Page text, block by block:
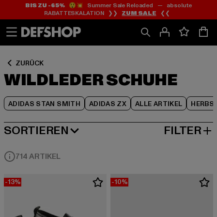
Zum
Inhalt
springen
Zum
Fußzeile
springen
BIS ZU -65%😲💥 Summer Sale Reloaded — absolute
RABATTESKALATION ❯❯ ZUM SALE ❮❮
ZURÜCK
WILDLEDER SCHUHE
ADIDAS STAN SMITH ADIDAS ZX ALLE ARTIKEL
Zum
Produktraster
springen
SORTIEREN
BELIEBTESTE FILTER
714 ARTIKEL
-13% -10%